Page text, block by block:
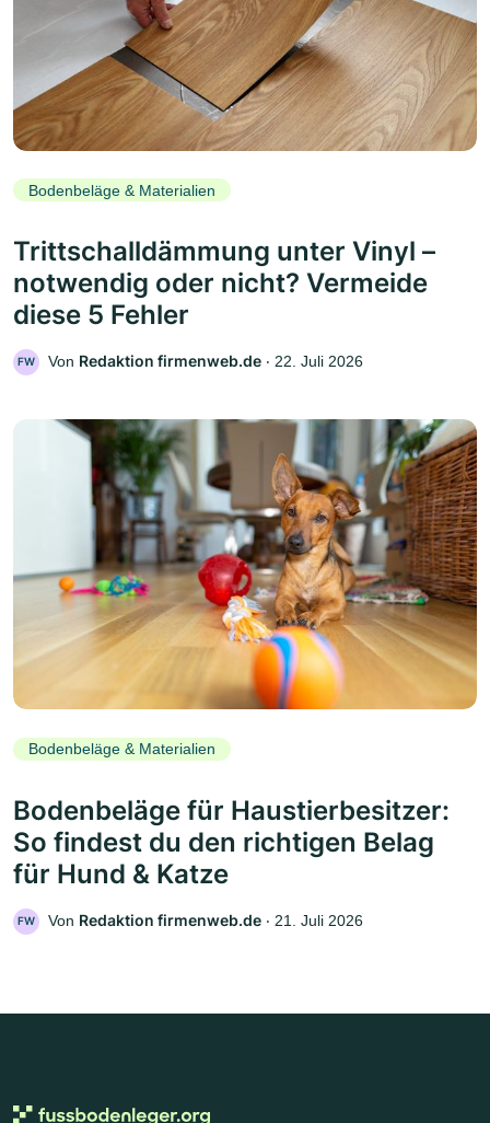
Bodenbeläge & Materialien
Trittschalldämmung unter Vinyl –
notwendig oder nicht? Vermeide
diese 5 Fehler
FW Von Redaktion firmenweb.de ‧ 22. Juli 2026
Bodenbeläge & Materialien
Bodenbeläge für Haustierbesitzer:
So findest du den richtigen Belag
für Hund & Katze
FW Von Redaktion firmenweb.de ‧ 21. Juli 2026